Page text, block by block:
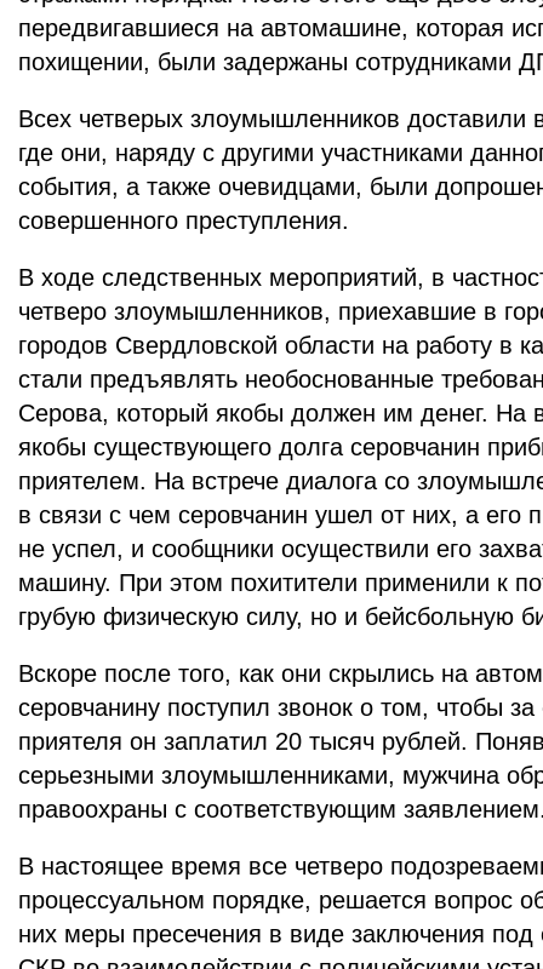
передвигавшиеся на автомашине, которая
похищении, были задержаны сотрудниками
Всех четверых злоумышленников доставили
где они, наряду с другими участниками
события, а также очевидцами, были
совершенного преступления.
В ходе следственных мероприятий, в
четверо злоумышленников, приехавшие в
городов Свердловской области на работу в
стали предъявлять необоснованные
Серова, который якобы должен им денег. На
якобы существующего долга серовчанин
приятелем. На встрече диалога со
в связи с чем серовчанин ушел от них, а его
не успел, и сообщники осуществили его
машину. При этом похитители применили к
грубую физическую силу, но и бейсбольную
Вскоре после того, как они скрылись на
серовчанину поступил звонок о том, чтобы
приятеля он заплатил 20 тысяч рублей.
серьезными злоумышленниками, мужчина
правоохраны с соответствующим
В настоящее время все четверо
процессуальном порядке, решается вопрос
них меры пресечения в виде заключения